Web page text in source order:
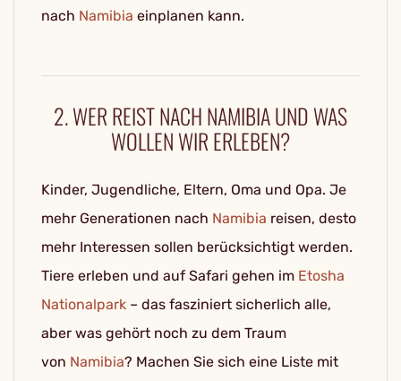
nach Namibia einplanen kann.
2. WER REIST NACH NAMIBIA UND WAS
WOLLEN WIR ERLEBEN?
Kinder, Jugendliche, Eltern, Oma und Opa. Je
mehr Generationen nach Namibia reisen, desto
mehr Interessen sollen berücksichtigt werden.
Tiere erleben und auf Safari gehen im Etosha
Nationalpark – das fasziniert sicherlich alle,
aber was gehört noch zu dem Traum
von Namibia? Machen Sie sich eine Liste mit